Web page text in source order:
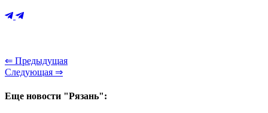
⇐ Предыдущая
Следующая ⇒
Еще новости "Рязань":